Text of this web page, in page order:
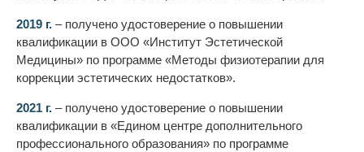
2019 г. – получено удостоверение о повышении
квалификации в ООО «Институт Эстетической
Медицины» по программе «Методы физиотерапии для
коррекции эстетических недостатков».
2021 г. – получено удостоверение о повышении
квалификации в «Едином центре дополнительного
профессионального образования» по программе